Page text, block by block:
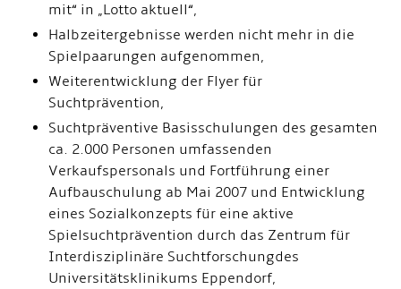
mit“ in „Lotto aktuell“,
Halbzeitergebnisse werden nicht mehr in die
Spielpaarungen aufgenommen,
Weiterentwicklung der Flyer für
Suchtprävention,
Suchtpräventive Basisschulungen des gesamten
ca. 2.000 Personen umfassenden
Verkaufspersonals und Fortführung einer
Aufbauschulung ab Mai 2007 und Entwicklung
eines Sozialkonzepts für eine aktive
Spielsuchtprävention durch das Zentrum für
Interdisziplinäre Suchtforschungdes
Universitätsklinikums Eppendorf,